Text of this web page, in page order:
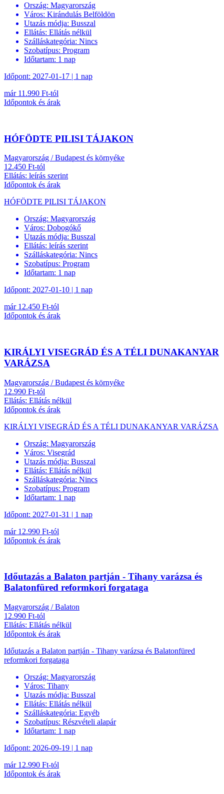
Ország: Magyarország
Város: Kirándulás Belföldön
Utazás módja: Busszal
Ellátás: Ellátás nélkül
Szálláskategória: Nincs
Szobatípus: Program
Időtartam: 1 nap
Időpont: 2027-01-17 | 1 nap
már 11.990 Ft-tól
Időpontok és árak
HÓFÖDTE PILISI TÁJAKON
Magyarország / Budapest és környéke
12.450 Ft-tól
Ellátás: leírás szerint
Időpontok és árak
HÓFÖDTE PILISI TÁJAKON
Ország: Magyarország
Város: Dobogókő
Utazás módja: Busszal
Ellátás: leírás szerint
Szálláskategória: Nincs
Szobatípus: Program
Időtartam: 1 nap
Időpont: 2027-01-10 | 1 nap
már 12.450 Ft-tól
Időpontok és árak
KIRÁLYI VISEGRÁD ÉS A TÉLI DUNAKANYAR
VARÁZSA
Magyarország / Budapest és környéke
12.990 Ft-tól
Ellátás: Ellátás nélkül
Időpontok és árak
KIRÁLYI VISEGRÁD ÉS A TÉLI DUNAKANYAR VARÁZSA
Ország: Magyarország
Város: Visegrád
Utazás módja: Busszal
Ellátás: Ellátás nélkül
Szálláskategória: Nincs
Szobatípus: Program
Időtartam: 1 nap
Időpont: 2027-01-31 | 1 nap
már 12.990 Ft-tól
Időpontok és árak
Időutazás a Balaton partján - Tihany varázsa és
Balatonfüred reformkori forgataga
Magyarország / Balaton
12.990 Ft-tól
Ellátás: Ellátás nélkül
Időpontok és árak
Időutazás a Balaton partján - Tihany varázsa és Balatonfüred
reformkori forgataga
Ország: Magyarország
Város: Tihany
Utazás módja: Busszal
Ellátás: Ellátás nélkül
Szálláskategória: Egyéb
Szobatípus: Részvételi alapár
Időtartam: 1 nap
Időpont: 2026-09-19 | 1 nap
már 12.990 Ft-tól
Időpontok és árak